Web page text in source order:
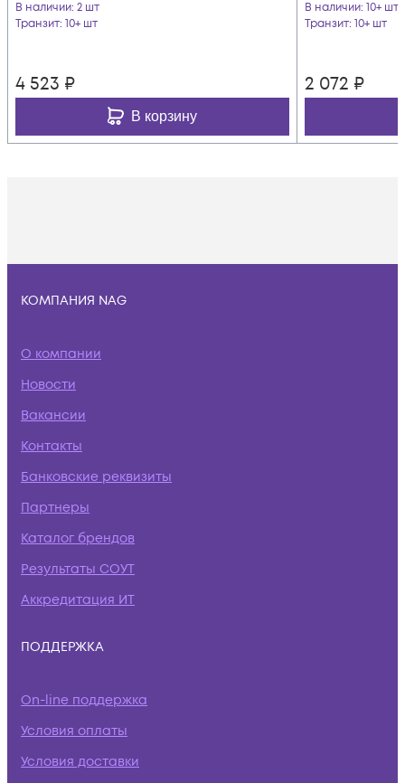
В наличии: 2 шт
Транзит: 10+ шт
4 523 ₽
В корзину
В наличии: 10+ шт
Транзит: 10+ шт
2 072 ₽
КОМПАНИЯ NAG
О компании
Новости
Вакансии
Контакты
Банковские реквизиты
Партнеры
Каталог брендов
Результаты СОУТ
Аккредитация ИТ
ПОДДЕРЖКА
On-line поддержка
Условия оплаты
Условия доставки